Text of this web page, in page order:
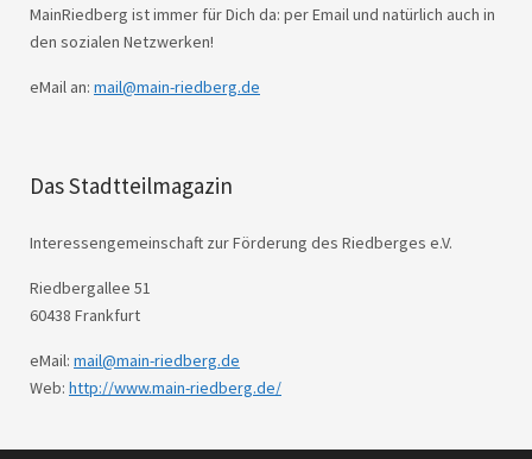
MainRiedberg ist immer für Dich da: per Email und natürlich auch in
den sozialen Netzwerken!
eMail an: mail@main-riedberg.de
Das Stadtteilmagazin
Interessengemeinschaft zur Förderung des Riedberges e.V.
Riedbergallee 51
60438 Frankfurt
eMail: mail@main-riedberg.de
Web: http://www.main-riedberg.de/